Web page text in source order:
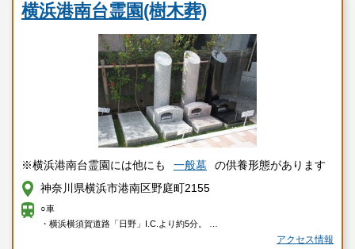
横浜港南台霊園(樹木葬)
※横浜港南台霊園には他にも 一般墓
の供養形態があります
神奈川県横浜市港南区野庭町2155
○車
・横浜横須賀道路「日野」I.C.より約5分。
アクセス情報